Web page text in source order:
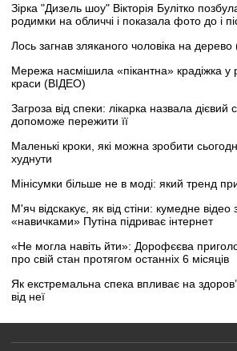
Зірка "Дизель шоу" Вікторія Булітко
родимки на обличчі і показала фото до і
Лось загнав зляканого чоловіка на
Мережа насмішила «пікантна» крадіжка у
краси (ВІДЕО)
Загроза від спеки: лікарка назвала дієвий
допоможе пережити її
Маленькі кроки, які можна зробити
худнути
Мінісумки більше не в моді: який тренд
М'яч відскакує, як від стіни: кумедне
«навичками» Путіна підриває інтернет
«Не могла навіть йти»: Дорофєєва
про свій стан протягом останніх 6 місяців
Як екстремальна спека впливає на
від неї